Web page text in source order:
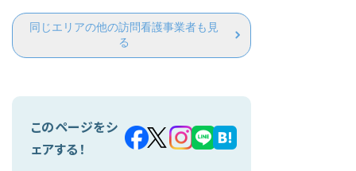
同じエリアの他の訪問看護事業者も見
る
このページをシ
ェアする！